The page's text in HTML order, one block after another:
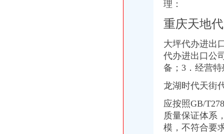
选择在2017年重庆注册公司,这些问题得知道_搜狐社会_搜狐网
东非红檀木材进口报关代理东非红檀原木进口流程-东莞市鸿泽进出口
办理广州进出口权的流程有没有公司可以代办进出口权-广州58同城
代理进口清关报检流程_供应产品_东莞市聚海进出口报关有限公司
IC包税进出口代理流程【推荐】,进口报关价格/批发报价/生产厂家/参
想知道成都进出口退税流程,专业代理公司告诉您-商务-十堰网
上海港代理原木材进口报关/报关报检流程_广东海邦进出口贸易有限公
理：
重庆天地
大坪代办进出
代办进出口公
备；3．经营
龙湖时代天街
应按照GB/
质量保证体系
模，不符合要